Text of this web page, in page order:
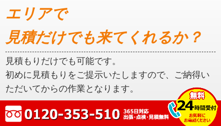
エリアで
見積だけでも来てくれるか？
見積もりだけでも可能です。
初めに見積もりをご提示いたしますので、ご納得い
ただいてからの作業となります。
宮城県石巻市東福田高須賀